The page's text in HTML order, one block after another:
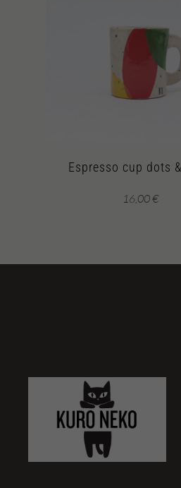
Espresso cup dots
16,00€